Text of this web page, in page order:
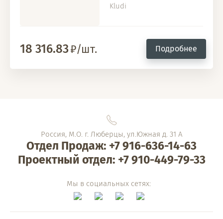
Kludi
18 316.83 /шт. Подробнее
Россия, М.О. г. Люберцы, ул.Южная д. 31 А
Отдел Продаж: +7 916-636-14-63
Проектный отдел: +7 910-449-79-33
Мы в социальных сетях: